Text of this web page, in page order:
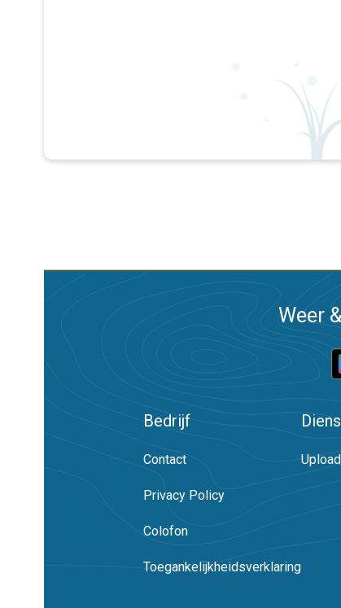
Weer
Bedrijf
Contact
Privacy Policy
Colofon
Toegankelijkheidsverklaring